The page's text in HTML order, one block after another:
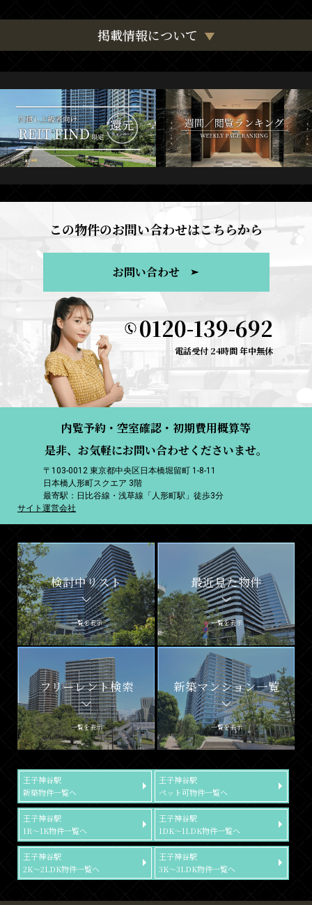
掲載情報について
この物件のお問い合わせはこちらから
お問い合わせ
0120-139-692
電話受付 24時間 年中無休
内覧予約・空室確認・初期費用概算等
是非、お気軽にお問い合わせくださいませ。
〒103-0012 東京都中央区日本橋堀留町 1-8-11
日本橋人形町スクエア 3階
最寄駅：日比谷線・浅草線「人形町駅」徒歩3分
サイト運営会社
検討中リスト
一覧を表示
最近見た物件
一覧を表示
フリーレント検索
一覧を表示
新築マンション一覧
一覧を表示
王子神谷駅
新築物件一覧へ
王子神谷駅
ペット可物件一覧へ
王子神谷駅
1R～1K物件一覧へ
王子神谷駅
1DK～1LDK物件一覧へ
王子神谷駅
2K～2LDK物件一覧へ
王子神谷駅
3K～3LDK物件一覧へ